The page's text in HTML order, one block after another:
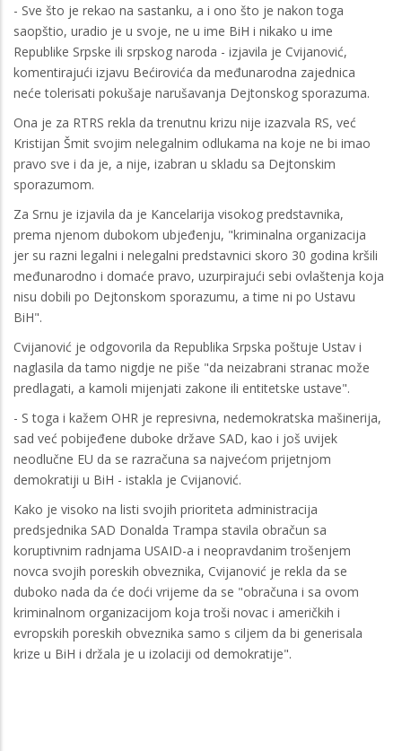
- Sve što je rekao na sastanku, a i ono što je nakon toga
saopštio, uradio je u svoje, ne u ime BiH i nikako u ime
Republike Srpske ili srpskog naroda - izjavila je Cvijanović,
komentirajući izjavu Bećirovića da međunarodna zajednica
neće tolerisati pokušaje narušavanja Dejtonskog sporazuma.
Ona je za RTRS rekla da trenutnu krizu nije izazvala RS, već
Kristijan Šmit svojim nelegalnim odlukama na koje ne bi imao
pravo sve i da je, a nije, izabran u skladu sa Dejtonskim
sporazumom.
Za Srnu je izjavila da je Kancelarija visokog predstavnika,
prema njenom dubokom ubjeđenju, "kriminalna organizacija
jer su razni legalni i nelegalni predstavnici skoro 30 godina kršili
međunarodno i domaće pravo, uzurpirajući sebi ovlaštenja koja
nisu dobili po Dejtonskom sporazumu, a time ni po Ustavu
BiH".
Cvijanović je odgovorila da Republika Srpska poštuje Ustav i
naglasila da tamo nigdje ne piše "da neizabrani stranac može
predlagati, a kamoli mijenjati zakone ili entitetske ustave".
- S toga i kažem OHR je represivna, nedemokratska mašinerija,
sad već pobijeđene duboke države SAD, kao i još uvijek
neodlučne EU da se razračuna sa najvećom prijetnjom
demokratiji u BiH - istakla je Cvijanović.
Kako je visoko na listi svojih prioriteta administracija
predsjednika SAD Donalda Trampa stavila obračun sa
koruptivnim radnjama USAID-a i neopravdanim trošenjem
novca svojih poreskih obveznika, Cvijanović je rekla da se
duboko nada da će doći vrijeme da se "obračuna i sa ovom
kriminalnom organizacijom koja troši novac i američkih i
evropskih poreskih obveznika samo s ciljem da bi generisala
krize u BiH i držala je u izolaciji od demokratije".